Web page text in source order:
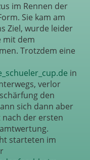
im Rennen der
Sie kam am
Ziel, wurde leider
mit dem
Trotzdem eine
in
verlor
den
sich dann aber
der ersten
starteten im